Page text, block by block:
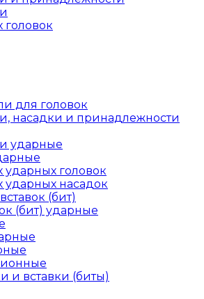
головок
для головок
насадки и принадлежности
ударные
головок
ударных насадок
(бит)
(бит) ударные
и вставки (биты)